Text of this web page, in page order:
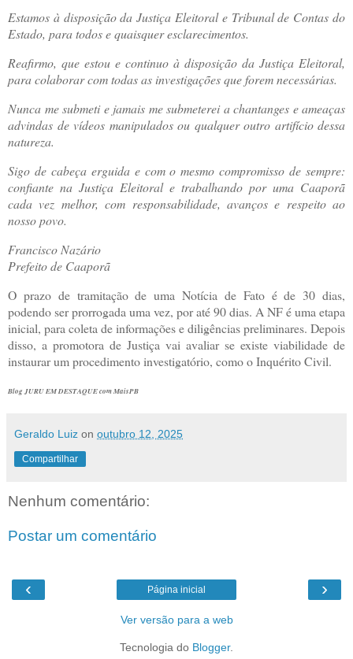
Estamos à disposição da Justiça Eleitoral e Tribunal de Contas do
Estado, para todos e quaisquer esclarecimentos.
Reafirmo, que estou e continuo à disposição da Justiça Eleitoral,
para colaborar com todas as investigações que forem necessárias.
Nunca me submeti e jamais me submeterei a chantanges e ameaças
advindas de vídeos manipulados ou qualquer outro artifício dessa
natureza.
Sigo de cabeça erguida e com o mesmo compromisso de sempre:
confiante na Justiça Eleitoral e trabalhando por uma Caaporã
cada vez melhor, com responsabilidade, avanços e respeito ao
nosso povo.
Francisco Nazário
Prefeito de Caaporã
O prazo de tramitação de uma Notícia de Fato é de 30 dias,
podendo ser prorrogada uma vez, por até 90 dias. A NF é uma etapa
inicial, para coleta de informações e diligências preliminares. Depois
disso, a promotora de Justiça vai avaliar se existe viabilidade de
instaurar um procedimento investigatório, como o Inquérito Civil.
Blog JURU EM DESTAQUE com MaisPB
Geraldo Luiz on outubro 12, 2025
Compartilhar
Nenhum comentário:
Postar um comentário
‹ ›
Página inicial
Ver versão para a web
Tecnologia do Blogger.